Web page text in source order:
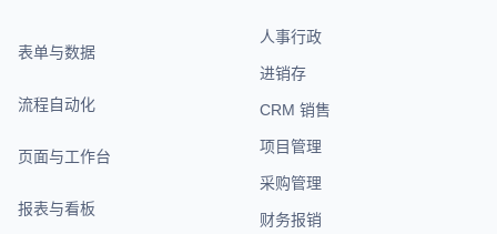
表单与数据
流程自动化
页面与工作台
报表与看板
人事行政
进销存
CRM 销售
项目管理
采购管理
财务报销